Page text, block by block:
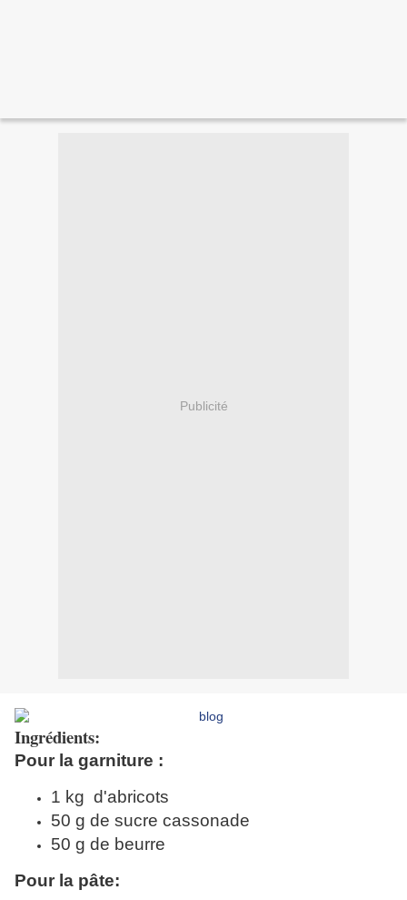
Publicité
Ingrédients:
Pour la garniture :
1 kg d'abricots
50 g de sucre cassonade
50 g de beurre
Pour la pâte: